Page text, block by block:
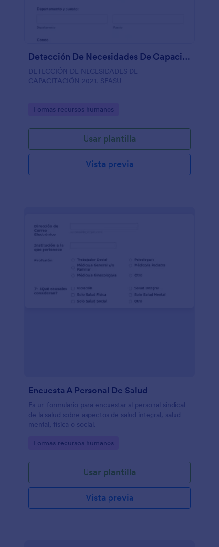
Detección De Necesidades De Capacitación 2021. Seasu
DETECCIÓN DE NECESIDADES DE
CAPACITACIÓN 2021. SEASU
Go to Category:
Formas recursos humanos
Usar plantilla
Vista previa
Encuesta A Personal De Salud
Es un formulario para encuestar al personal sindical
de la salud sobre aspectos de salud integral, salud
mental, física o social.
Go to Category:
Formas recursos humanos
Usar plantilla
Vista previa